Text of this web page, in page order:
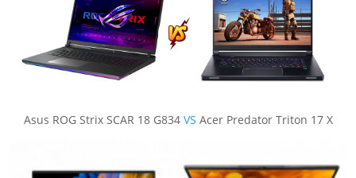
Asus ROG Strix SCAR 18 G834 VS Acer Predator Triton 17 X